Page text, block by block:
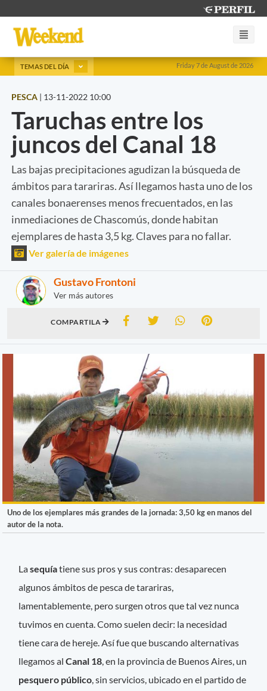
Friday 7 de August de 2026
TEMAS DEL DÍA
PESCA | 13-11-2022 10:00
Taruchas entre los
juncos del Canal 18
Las bajas precipitaciones agudizan la búsqueda de
ámbitos para tarariras. Así llegamos hasta uno de los
canales bonaerenses menos frecuentados, en las
inmediaciones de Chascomús, donde habitan
ejemplares de hasta 3,5 kg. Claves para no fallar.
Ver galería de imágenes
Gustavo Frontoni
Ver más autores
COMPARTILA
Uno de los ejemplares más grandes de la jornada: 3,50 kg en manos del
autor de la nota.
Lasequíatiene sus pros y sus contras: desaparecen
algunos ámbitos de pesca de tarariras,
lamentablemente, pero surgen otros que tal vez nunca
tuvimos en cuenta. Como suelen decir: la necesidad
tiene cara de hereje. Así fue que buscando alternativas
llegamos alCanal 18 , en la provincia de Buenos Aires, un
pesquero público , sin servicios, ubicado en el partido de